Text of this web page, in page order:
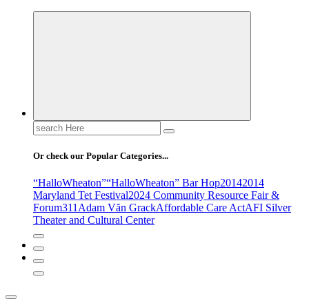
Search
for:
Or check our Popular Categories...
“HalloWheaton”“HalloWheaton” Bar Hop20142014
Maryland Tet Festival2024 Community Resource Fair &
Forum311 Adam Văn GrackAffordable Care ActAFI Silver
Theater and Cultural Center